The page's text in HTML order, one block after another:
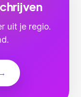
uit je regio.